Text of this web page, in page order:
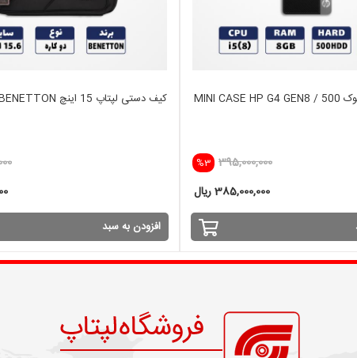
مینی کیس استوک MINI CASE HP G4 GEN8 / 500
%3 395,000,000
385,000,000 ریال
کیف دستی لپتاپ 15 اینچ BENETTON
افزودن به سبد